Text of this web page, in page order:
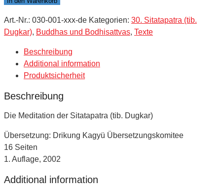
Art.-Nr.: 030-001-xxx-de Kategorien: 30. Sitatapatra (tib.
Dugkar), Buddhas und Bodhisattvas, Texte
Beschreibung
Additional information
Produktsicherheit
Beschreibung
Die Meditation der Sitatapatra (tib. Dugkar)
Übersetzung: Drikung Kagyü Übersetzungskomitee
16 Seiten
1. Auflage, 2002
Additional information